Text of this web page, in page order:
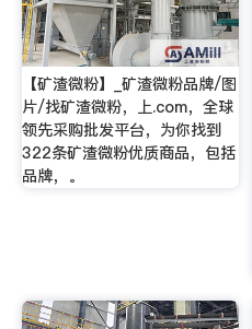
【矿渣微粉】_矿渣微粉品牌/图
片/找矿渣微粉，上.com，全球
领先采购批发平台，为你找到
322条矿渣微粉优质商品，包括
品牌，。